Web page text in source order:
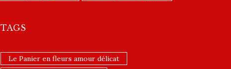
TAGS
Le Panier en fleurs amour délicat